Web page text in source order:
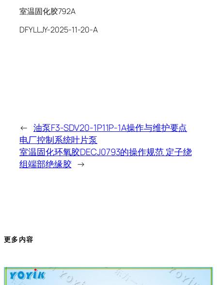
室温固化胶792A
DFYLLJY-2025-11-20-A
← 油泵F3-SDV20-1P11P-1A操作与维护要点
电厂控制系统叶片泵
室温固化环氧胶DECJ0793的操作规范 定子绕
组端部绝缘胶 →
更多内容